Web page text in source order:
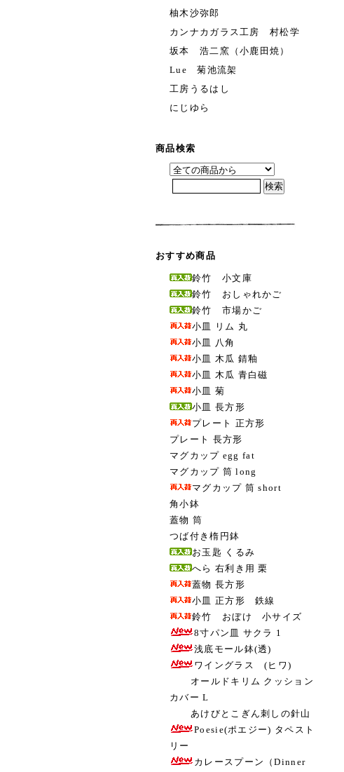
柚木沙弥郎
カンナカガラス工房 村松学
坂本 浩二窯（小鹿田焼）
Lue 菊池流架
工房うるはし
にじゆら
商品検索
おすすめ商品
鈴竹 小文庫
鈴竹 おしゃれかご
鈴竹 市場かご
小皿 リム 丸
小皿 八角
小皿 木瓜 錆釉
小皿 木瓜 青白磁
小皿 菊
小皿 長方形
プレート 正方形
プレート 長方形
マグカップ egg fat
マグカップ 筒 long
マグカップ 筒 short
角小鉢
蓋物 筒
つば付き楕円鉢
お玉匙 くるみ
へら 右利き用 栗
蓋物 長方形
小皿 正方形 鉄線
鈴竹 おぼけ 小サイズ
8寸パン皿 サクラ 1
浅底モール鉢(透)
ワイングラス (ヒワ)
オールドキリム クッション
カバー L
あけびとこぎん刺しの針山
Poesie(ポエジー) タペスト
リー
カレースプーン（Dinner